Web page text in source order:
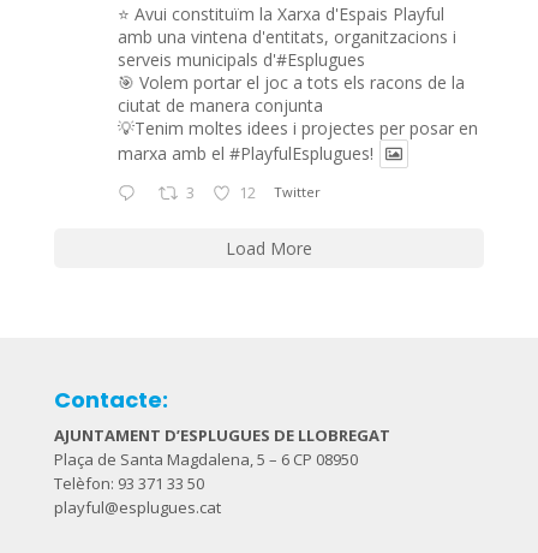
⭐️ Avui constituïm la Xarxa d'Espais Playful
amb una vintena d'entitats, organitzacions i
serveis municipals d'#Esplugues
🎯 Volem portar el joc a tots els racons de la
ciutat de manera conjunta
💡Tenim moltes idees i projectes per posar en
marxa amb el #PlayfulEsplugues!
3 12 Twitter
Load More
Contacte:
AJUNTAMENT D’ESPLUGUES DE LLOBREGAT
Plaça de Santa Magdalena, 5 – 6 CP 08950
Telèfon: 93 371 33 50
playful@esplugues.cat